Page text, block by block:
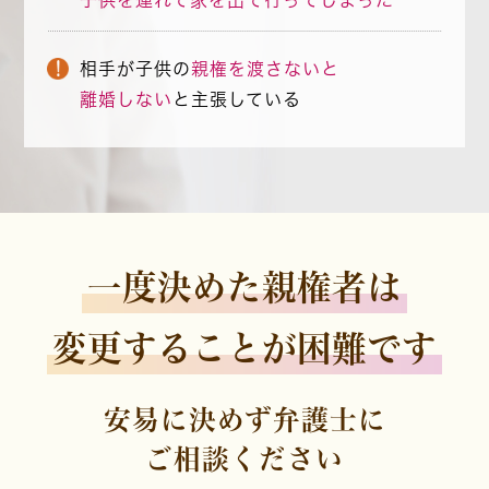
相手が子供の親権を渡さないと
離婚しない と主張している
一度決めた親権者は
変更することが困難です
安易に決めず弁護士に
ご相談ください